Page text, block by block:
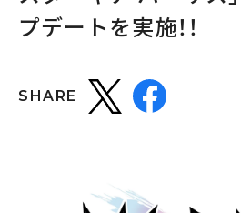
プデートを実施！！
SHARE